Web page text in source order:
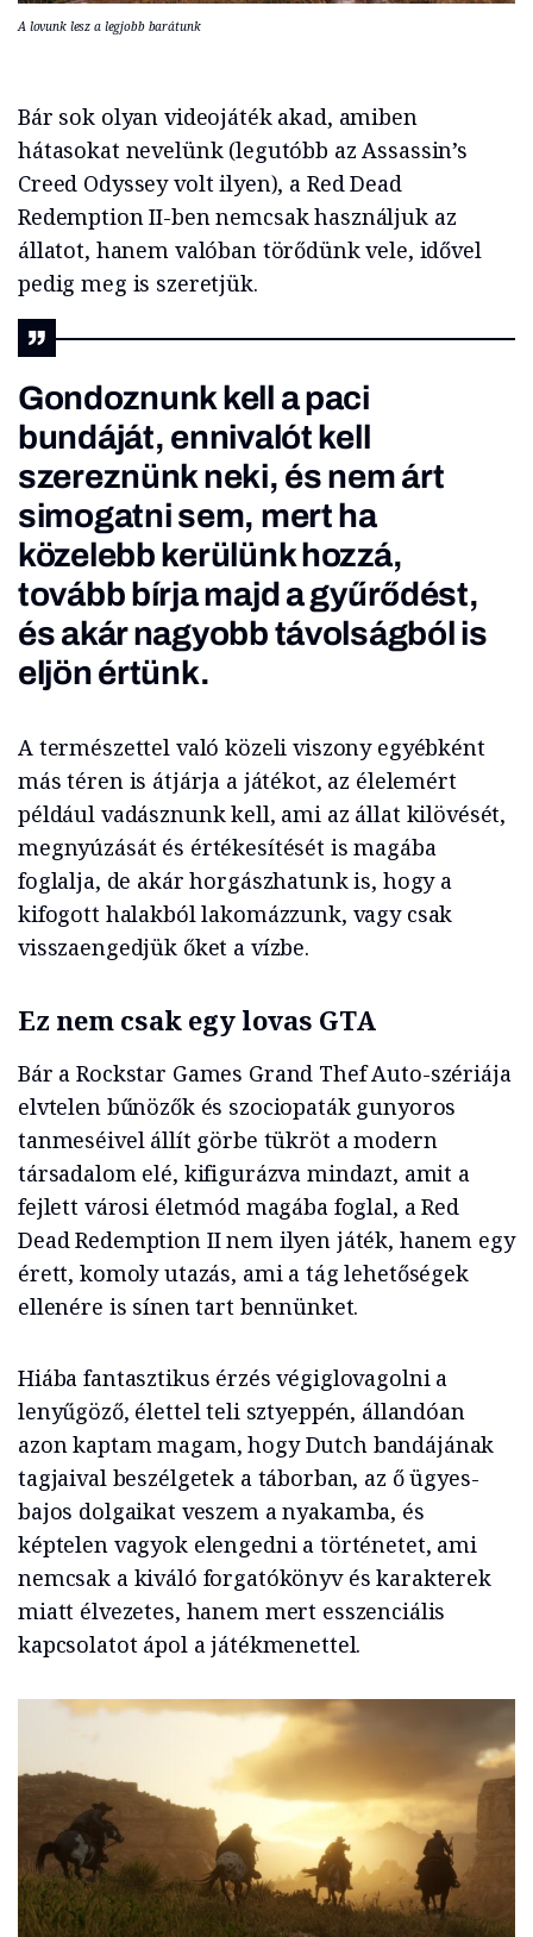
A lovunk lesz a legjobb barátunk
Bár sok olyan videojáték akad, amiben
hátasokat nevelünk (legutóbb az Assassin’s
Creed Odyssey volt ilyen), a Red Dead
Redemption II-ben nemcsak használjuk az
állatot, hanem valóban törődünk vele, idővel
pedig meg is szeretjük.
Gondoznunk kell a paci
bundáját, ennivalót kell
szereznünk neki, és nem árt
simogatni sem, mert ha
közelebb kerülünk hozzá,
tovább bírja majd a gyűrődést,
és akár nagyobb távolságból is
eljön értünk.
A természettel való közeli viszony egyébként
más téren is átjárja a játékot, az élelemért
például vadásznunk kell, ami az állat kilövését,
megnyúzását és értékesítését is magába
foglalja, de akár horgászhatunk is, hogy a
kifogott halakból lakomázzunk, vagy csak
visszaengedjük őket a vízbe.
Ez nem csak egy lovas GTA
Bár a Rockstar Games Grand Thef Auto-szériája
elvtelen bűnözők és szociopaták gunyoros
tanmeséivel állít görbe tükröt a modern
társadalom elé, kifigurázva mindazt, amit a
fejlett városi életmód magába foglal, a Red
Dead Redemption II nem ilyen játék, hanem egy
érett, komoly utazás, ami a tág lehetőségek
ellenére is sínen tart bennünket.
Hiába fantasztikus érzés végiglovagolni a
lenyűgöző, élettel teli sztyeppén, állandóan
azon kaptam magam, hogy Dutch bandájának
tagjaival beszélgetek a táborban, az ő ügyes-
bajos dolgaikat veszem a nyakamba, és
képtelen vagyok elengedni a történetet, ami
nemcsak a kiváló forgatókönyv és karakterek
miatt élvezetes, hanem mert esszenciális
kapcsolatot ápol a játékmenettel.